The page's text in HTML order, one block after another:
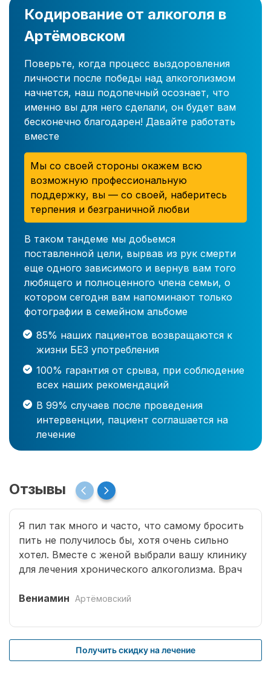
Кодирование от алкоголя в
Артёмовском
Поверьте, когда процесс выздоровления
личности после победы над алкоголизмом
начнется, наш подопечный осознает, что
именно вы для него сделали, он будет вам
бесконечно благодарен! Давайте работать
вместе
Мы со своей стороны окажем всю
возможную профессиональную
поддержку, вы — со своей, наберитесь
терпения и безграничной любви
В таком тандеме мы добьемся
поставленной цели, вырвав из рук смерти
еще одного зависимого и вернув вам того
любящего и полноценного члена семьи, о
котором сегодня вам напоминают только
фотографии в семейном альбоме
85% наших пациентов возвращаются к
жизни БЕЗ употребления
100% гарантия от срыва, при соблюдение
всех наших рекомендаций
В 99% случаев после проведения
интервенции, пациент соглашается на
лечение
Отзывы
Я пил так много и часто, что самому бросить
пить не получилось бы, хотя очень сильно
хотел. Вместе с женой выбрали вашу клинику
для лечения хронического алкоголизма. Врач
сроком на три года. Вшивание препаратов
лечение. Врачом наркологом было подобрано
несколько начальных эффективных методик
для меня. Я завязал с приемом спиртных
Вениамин Артёмовский
Получить скидку на лечение